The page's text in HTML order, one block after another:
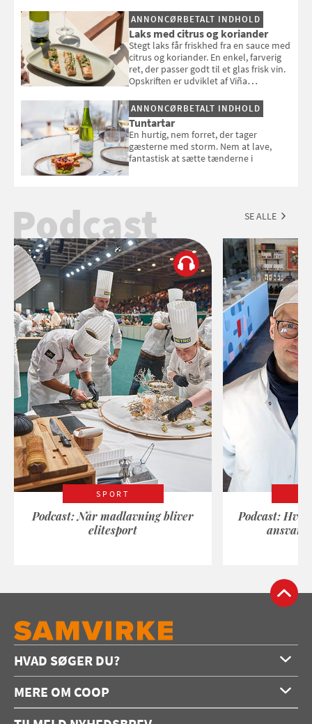
selvstændigt måltid. Opskriften er fra
Louisa Lorangs kogebog "Salat".
ANNONCØRBETALT INDHOLD
Laks med citrus og koriander
Stegt laks får friskhed fra en sauce med
citrus og koriander. En enkel, farverig
ret, der passer godt til et glas frisk vin.
Opskriften er udviklet af Viña
ANNONCØRBETALT INDHOLD
Tuntartar
En hurtig, nem forret, der tager
gæsterne med storm. Nem at lave,
fantastisk at sætte tænderne i
Podcast SE ALLE
SPORT
Podcast: Når madlavning bliver
elitesport
Podcast:
HVAD SØGER DU?
Forside
Opskrifter
Konkurrencer
MERE OM COOP